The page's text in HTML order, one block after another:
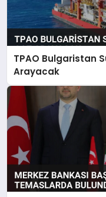
TPAO Bulgaristan
Arayacak